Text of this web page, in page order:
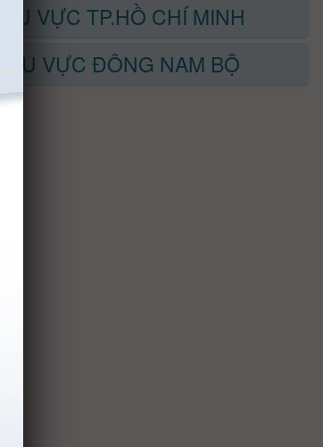
KHU VỰC TP.HỒ CHÍ MINH
KHU VỰC ĐÔNG NAM BỘ